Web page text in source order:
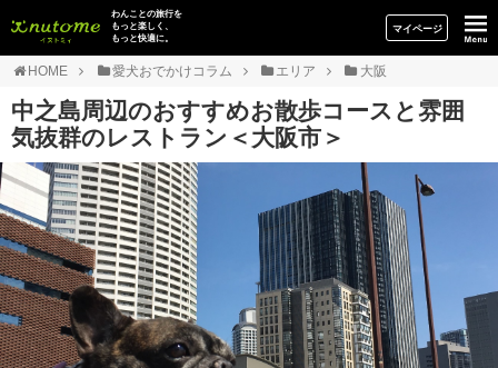
イヌトミィ
わんことの旅行を
もっと楽しく、
もっと快適に。
マイページ
HOME 愛犬おでかけコラム エリア 大阪
中之島周辺のおすすめお散歩コースと雰囲
気抜群のレストラン＜大阪市＞